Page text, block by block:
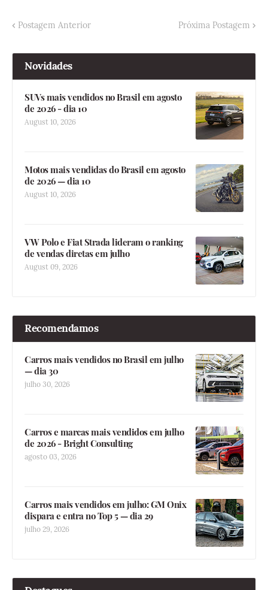
Postagem Anterior Próxima Postagem
Novidades
SUVs mais vendidos no Brasil em agosto
de 2026 - dia 10
August 10, 2026
Motos mais vendidas do Brasil em agosto
de 2026 — dia 10
August 10, 2026
VW Polo e Fiat Strada lideram o ranking
de vendas diretas em julho
August 09, 2026
Recomendamos
Carros mais vendidos no Brasil em julho
— dia 30
julho 30, 2026
Carros e marcas mais vendidos em julho
de 2026 - Bright Consulting
agosto 03, 2026
Carros mais vendidos em julho: GM Onix
dispara e entra no Top 5 — dia 29
julho 29, 2026